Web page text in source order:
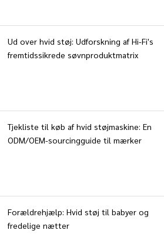
Ud over hvid støj: Udforskning af Hi-Fi's
fremtidssikrede søvnproduktmatrix
Tjekliste til køb af hvid støjmaskine: En
ODM/OEM-sourcingguide til mærker
Forældrehjælp: Hvid støj til babyer og
fredelige nætter